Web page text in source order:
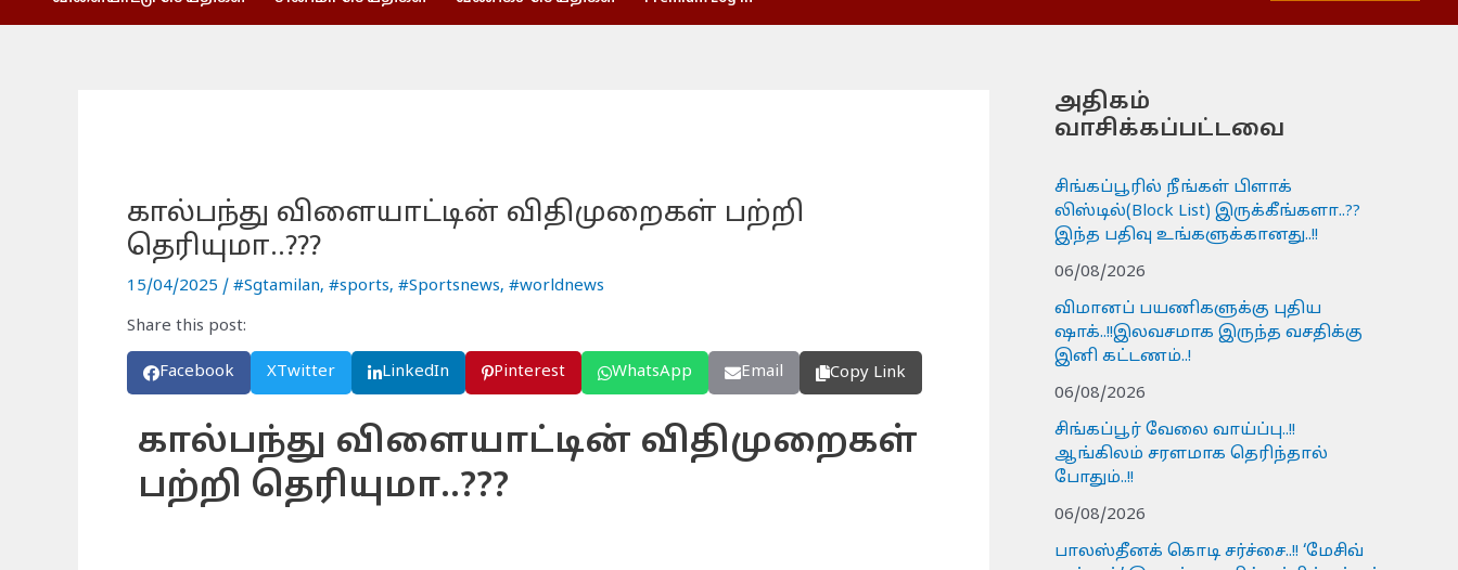
கால்பந்து விளையாட்டின் விதிமுறைகள் பற்றி
தெரியுமா..???
15/04/2025 / #Sgtamilan, #sports, #Sportsnews, #worldnews
Share this post:
Facebook XTwitter LinkedIn Pinterest WhatsApp Email Copy Link
கால்பந்து விளையாட்டின் விதிமுறைகள்
பற்றி தெரியுமா..???
அதிகம்
வாசிக்கப்பட்டவை
சிங்கப்பூரில் நீங்கள் பிளாக்
லிஸ்டில்(Block List) இருக்கீங்களா..??
இந்த பதிவு உங்களுக்கானது..!!
06/08/2026
விமானப் பயணிகளுக்கு புதிய
ஷாக்..!!இலவசமாக இருந்த வசதிக்கு
இனி கட்டணம்..!
06/08/2026
சிங்கப்பூர் வேலை வாய்ப்பு..!!
ஆங்கிலம் சரளமாக தெரிந்தால்
போதும்..!!
06/08/2026
பாலஸ்தீனக் கொடி சர்ச்சை..!! ‘மேசிவ்